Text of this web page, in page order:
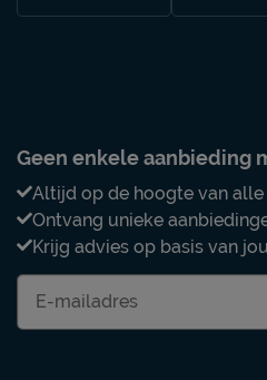
Geen enkele aanbieding
Altijd op de hoogte van
Ontvang unieke
Krijg advies op basis van